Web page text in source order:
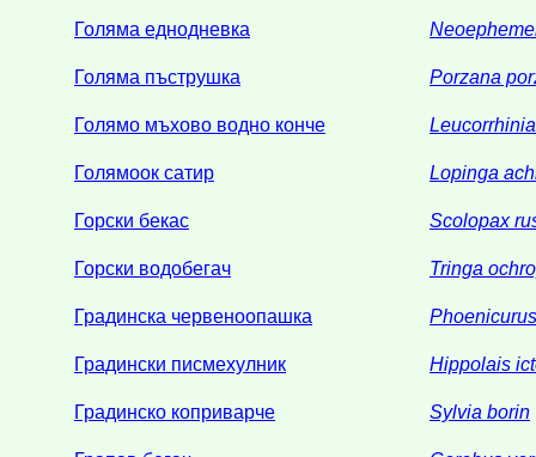
Голяма еднодневка
Голяма пъструшка Porzana
Голямо мъхово водно конче
Голямоок сатир Lopinga
Горски бекас Scolopax
Горски водобегач Tringa
Градинска червеноопашка
Градински писмехулник Hippolais
Градинско коприварче Sylvia borin